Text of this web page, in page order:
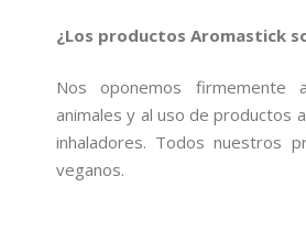
¿Los productos Aromastick
Nos oponemos firmemente
animales y al uso de productos
inhaladores. Todos nuestros
veganos.